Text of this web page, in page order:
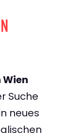
Wien
Suche
neues